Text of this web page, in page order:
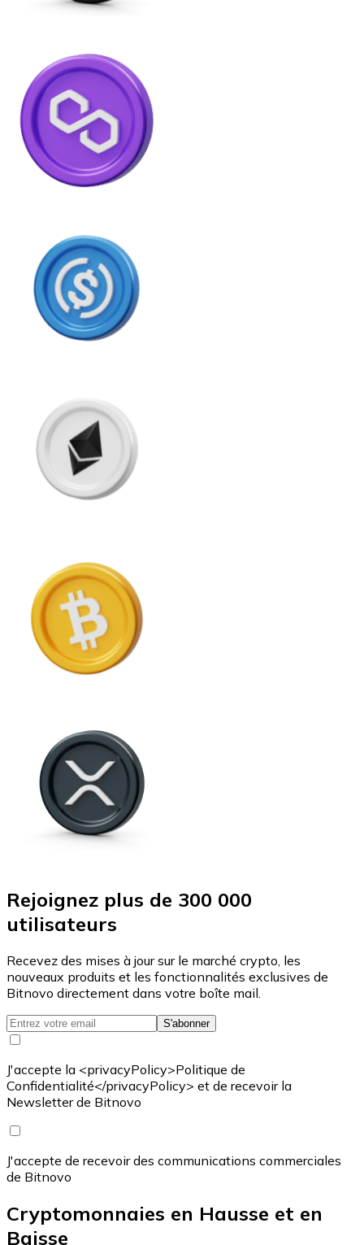
Rejoignez plus de 300 000
utilisateurs
Recevez des mises à jour sur le marché crypto, les
nouveaux produits et les fonctionnalités exclusives de
Bitnovo directement dans votre boîte mail.
S'abonner
J'accepte la <privacyPolicy>Politique de
Confidentialité</privacyPolicy> et de recevoir la
Newsletter de Bitnovo
J'accepte de recevoir des communications commerciales
de Bitnovo
Cryptomonnaies en Hausse et en
Baisse